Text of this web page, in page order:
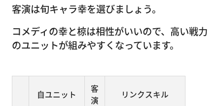
客演は旬キャラ幸を選びましょう。
コメディの幸と椋は相性がいいので、高い戦力
のユニットが組みやすくなっています。
自ユニット
客
演
リンクスキル